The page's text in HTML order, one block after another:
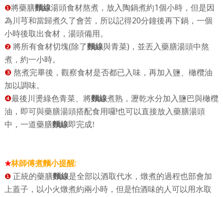
❶將藥膳麵線湯頭食材熬煮，放入陶鍋煮約1個小時，但是因
為川芎和當歸煮久了會苦，所以記得20分鐘後再下鍋，一個
小時後取出食材，湯頭備用。
❷ 將所有食材切塊(除了麵線與青菜) ，並丟入藥膳湯頭中熬
煮，約一小時。
❸ 熬煮完畢後，觀察食材是否都已入味，再加入鹽、橄欖油
加以調味。
❹最後川燙綠色青菜、將麵線煮熟，瀝乾水分加入鹽巴與橄欖
油，即可與藥膳湯頭搭配食用囉!也可以直接放入藥膳湯頭
中，一道藥膳麵線即完成!
★林師傅煮麵小提醒:
❶ 正統的藥膳麵線是全部以酒取代水，燉煮的過程也部會加
上蓋子，以小火燉煮約兩小時，但是怕酒味的人可以用水取